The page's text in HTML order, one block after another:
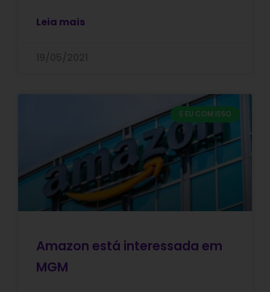
Leia mais
E EU COM ISSO
Amazon está interessada em
MGM